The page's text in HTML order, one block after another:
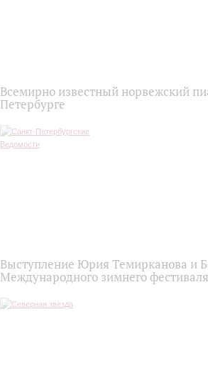
Всемирно известный норвежский
Петербурге
Выступление Юрия Темирканова и
Международного зимнего